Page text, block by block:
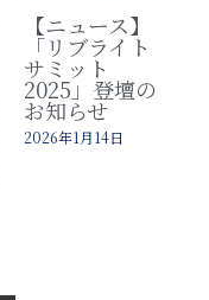
【ニュース】
「リブライト
サミット
2025」登壇の
お知らせ
2026年1月14日